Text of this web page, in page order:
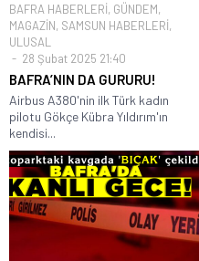
BAFRA HABERLERİ, GÜNDEM,
MAGAZİN, SAMSUN HABERLERİ,
ULUSAL
28 Şubat 2025 21:40
BAFRA’NIN DA GURURU!
Airbus A380'nin ilk Türk kadın
pilotu Gökçe Kübra Yıldırım'ın
kendisi...